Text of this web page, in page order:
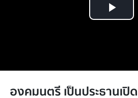
Play
องคมนตรี เป็นประธานเปิ